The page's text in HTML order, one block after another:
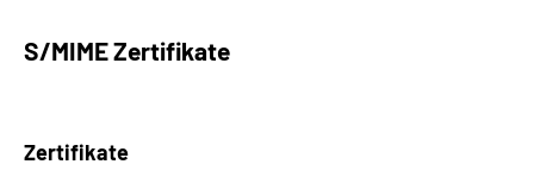
S/MIME Zertifikate
Zertifikate